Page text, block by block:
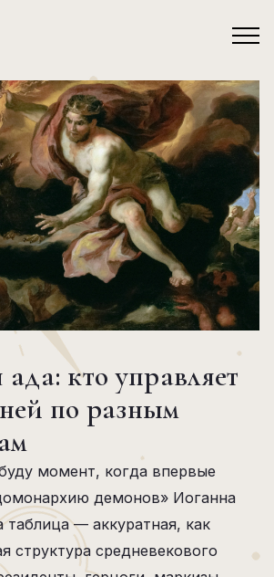
кто управляет
по разным
момент, когда впервые
демонов» Иоганна
таблица — аккуратная, как
структура средневекового